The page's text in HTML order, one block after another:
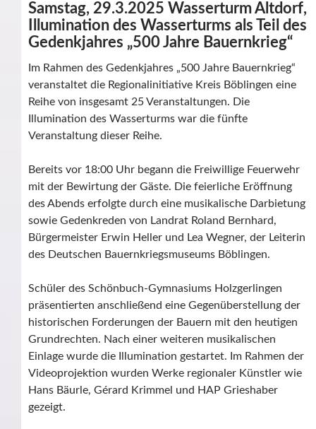
Samstag, 29.3.2025 Wasserturm Altdorf,
Illumination des Wasserturms als Teil des
Gedenkjahres „500 Jahre Bauernkrieg“
Im Rahmen des Gedenkjahres „500 Jahre Bauernkrieg“
veranstaltet die Regionalinitiative Kreis Böblingen eine
Reihe von insgesamt 25 Veranstaltungen. Die
Illumination des Wasserturms war die fünfte
Veranstaltung dieser Reihe.
Bereits vor 18:00 Uhr begann die Freiwillige Feuerwehr
mit der Bewirtung der Gäste. Die feierliche Eröffnung
des Abends erfolgte durch eine musikalische Darbietung
sowie Gedenkreden von Landrat Roland Bernhard,
Bürgermeister Erwin Heller und Lea Wegner, der Leiterin
des Deutschen Bauernkriegsmuseums Böblingen.
Schüler des Schönbuch-Gymnasiums Holzgerlingen
präsentierten anschließend eine Gegenüberstellung der
historischen Forderungen der Bauern mit den heutigen
Grundrechten. Nach einer weiteren musikalischen
Einlage wurde die Illumination gestartet. Im Rahmen der
Videoprojektion wurden Werke regionaler Künstler wie
Hans Bäurle, Gérard Krimmel und HAP Grieshaber
gezeigt.